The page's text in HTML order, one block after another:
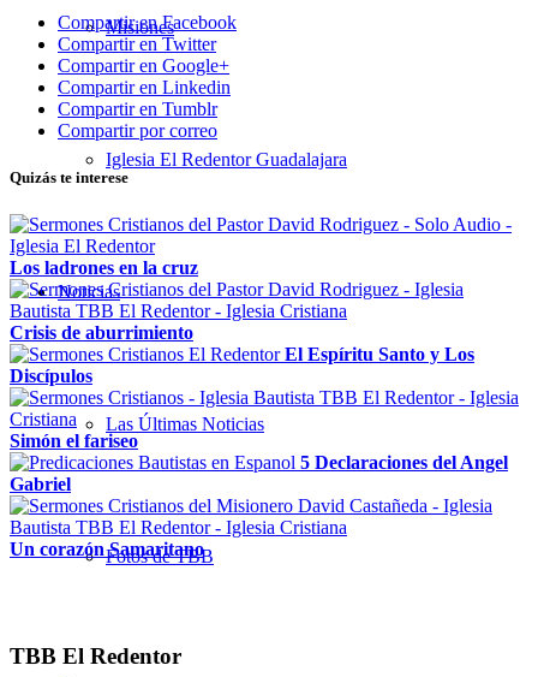
Misiones
Iglesia El Redentor Guadalajara
Noticias
Las Últimas Noticias
Fotos de TBB
Compartir en Facebook
Compartir en Twitter
Compartir en Google+
Compartir en Linkedin
Compartir en Tumblr
Compartir por correo
Quizás te interese
Los ladrones en la cruz
Crisis de aburrimiento
El Espíritu Santo y Los
Discípulos
Simón el fariseo
5 Declaraciones del Angel
Gabriel
Un corazón Samaritano
TBB El Redentor